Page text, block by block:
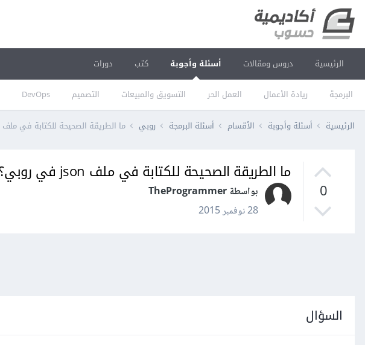
الرئيسية دروس ومقالات أسئلة وأجوبة
البرمجة ريادة الأعمال العمل الحر التسويق والمبيعات التصميم DevOps
كتب دورات
الرئيسية أسئلة وأجوبة الأقسام أسئلة البرمجة روبي ما الطريقة الصحيحة للكتابة في ملف json في روبي؟
0
ما الطريقة الصحيحة للكتابة في ملف json في روبي؟
بواسطة TheProgrammer
28 نوفمبر 2015
السؤال